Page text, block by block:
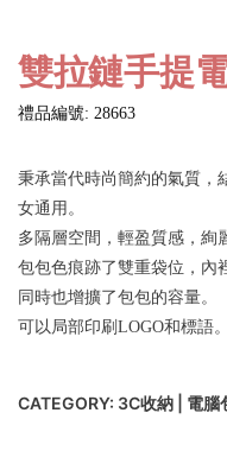
雙拉鏈手提
禮品編號: 28663
秉承當代時尚簡約的氣質，
女通用。
多隔層空間，輕盈質感，絢
包包色痕跡了雙重袋位，內
同時也增擴了包包的容量。
可以局部印刷LOGO和標語。
CATEGORY: 3C收納 | 電腦